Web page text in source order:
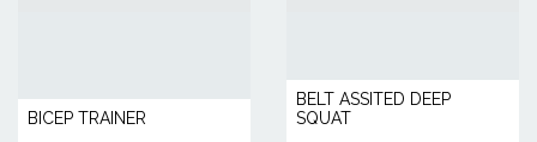
BICEP TRAINER
BELT ASSITED DEEP
SQUAT